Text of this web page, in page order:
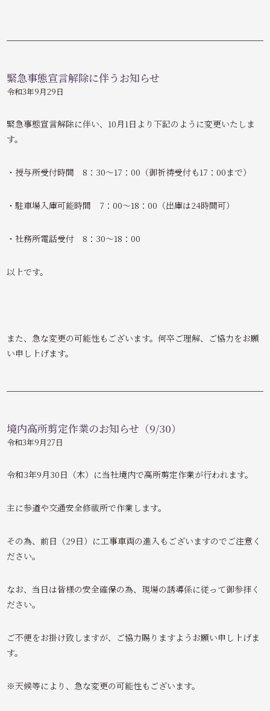
緊急事態宣言解除に伴うお知らせ
令和3年9月29日
緊急事態宣言解除に伴い、10月1日より下記のように変更いたしま
す。
・授与所受付時間 8：30～17：00（御祈祷受付も17：00まで）
・駐車場入庫可能時間 7：00～18：00（出庫は24時間可）
・社務所電話受付 8：30～18：00
以上です。
また、急な変更の可能性もございます。何卒ご理解、ご協力をお願
い申し上げます。
境内高所剪定作業のお知らせ（9/30）
令和3年9月27日
令和3年9月30日（木）に当社境内で高所剪定作業が行われます。
主に参道や交通安全修祓所で作業します。
その為、前日（29日）に工事車両の進入もございますのでご注意く
ださい。
なお、当日は皆様の安全確保の為、現場の誘導係に従って御参拝く
ださい。
ご不便をお掛け致しますが、ご協力賜りますようお願い申し上げま
す。
※天候等により、急な変更の可能性もございます。